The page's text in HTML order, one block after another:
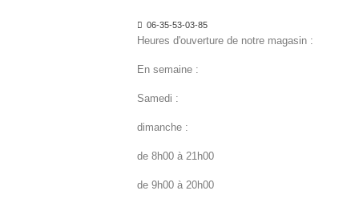
06-35-53-03-85
Heures d'ouverture de notre magasin :
En semaine :
Samedi :
dimanche :
de 8h00 à 21h00
de 9h00 à 20h00